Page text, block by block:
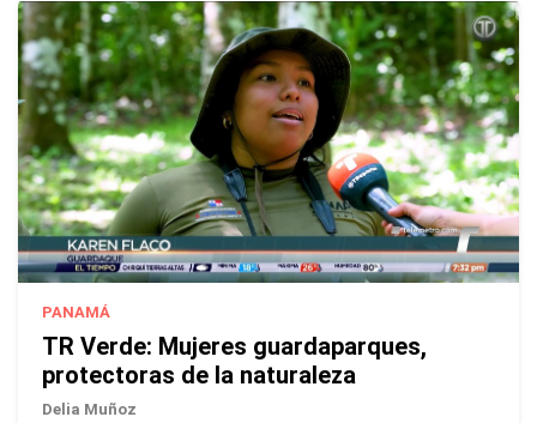
PANAMÁ
TR Verde: Mujeres guardaparques,
protectoras de la naturaleza
Delia Muñoz